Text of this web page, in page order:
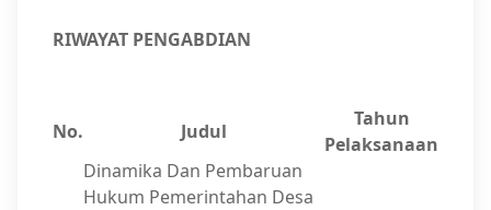
RIWAYAT PENGABDIAN
No. Judul
Tahun
Pelaksanaan
Dinamika Dan Pembaruan
Hukum Pemerintahan Desa